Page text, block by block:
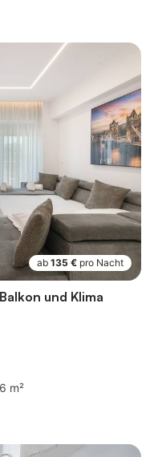
ab 135 € pro Nacht
und Klima
m²